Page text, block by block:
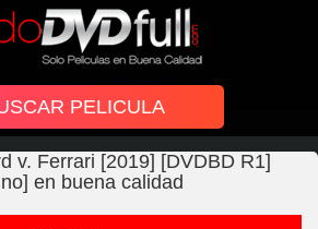
v. Ferrari [2019] [DVDBD R1]
en buena calidad